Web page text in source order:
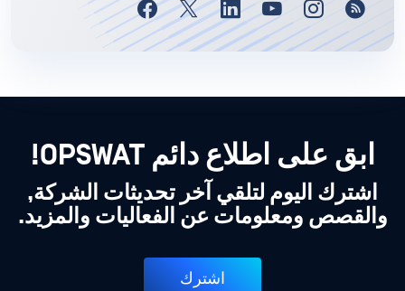
ابق على اطلاع دائم OPSWAT!
اشترك اليوم لتلقي آخر تحديثات الشركة,
والقصص ومعلومات عن الفعاليات والمزيد.
اشترك